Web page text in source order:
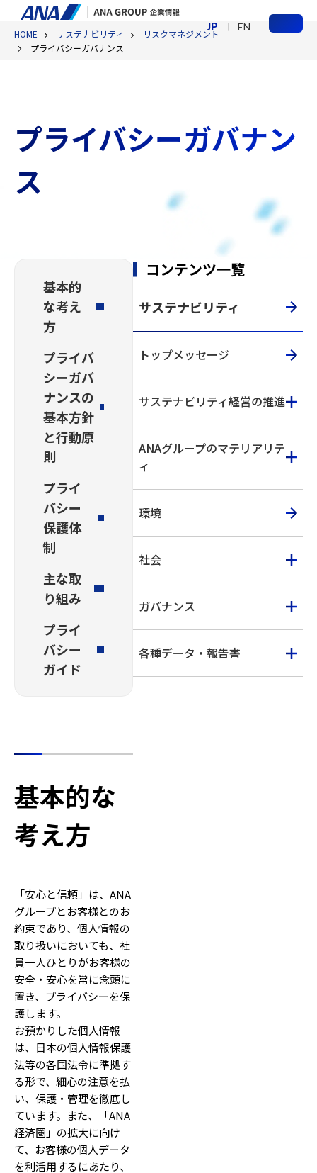
JP EN
HOME サステナビリティ
リスクマネジメント
プライバシーガバナンス
プライバシーガバナン
ス
基本的
な考え
方
プライバ
シーガバ
ナンスの
基本方針
と行動原
則
プライ
バシー
保護体
制
主な取
り組み
プライ
バシー
ガイド
基本的な
考え方
「安心と信頼」は、ANA
グループとお客様とのお
約束であり、個人情報の
取り扱いにおいても、社
員一人ひとりがお客様の
安全・安心を常に念頭に
置き、プライバシーを保
護します。
お預かりした個人情報
は、日本の個人情報保護
法等の各国法令に準拠す
る形で、細心の注意を払
い、保護・管理を徹底し
ています。また、「ANA
経済圏」の拡大に向け
て、お客様の個人データ
を利活用するにあたり、
コンテンツ一覧
サステナビリティ
トップメッセージ
サステナビリティ経営の推進
ANAグループのマテリアリテ
ィ
環境
社会
ガバナンス
各種データ・報告書